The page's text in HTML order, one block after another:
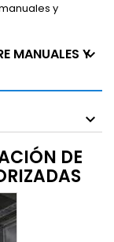
y
MANUALES Y
DE